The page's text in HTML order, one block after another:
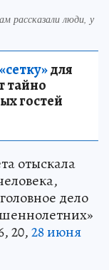
рассказали люди, у
для
тайно
гостей
отыскала
дело
20,28 июня